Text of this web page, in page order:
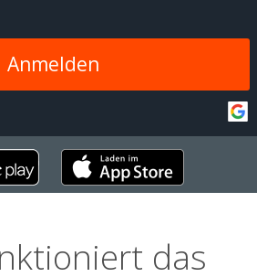
Anmelden
das